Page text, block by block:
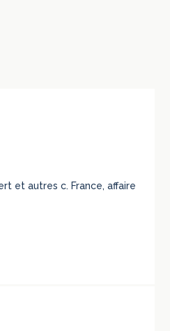
et autres c. France, affaire